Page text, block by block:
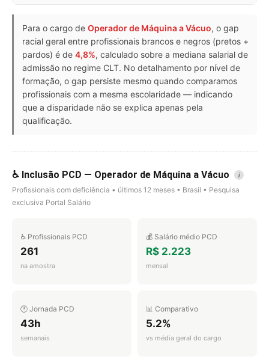
Para o cargo de Operador de Máquina a Vácuo, o gap
racial geral entre profissionais brancos e negros (pretos +
pardos) é de 4,8%, calculado sobre a mediana salarial de
admissão no regime CLT. No detalhamento por nível de
formação, o gap persiste mesmo quando comparamos
profissionais com a mesma escolaridade — indicando
que a disparidade não se explica apenas pela
qualificação.
♿ Inclusão PCD — Operador de Máquina a Vácuo i
Profissionais com deficiência • últimos 12 meses • Brasil • Pesquisa
exclusiva Portal Salário
♿ Profissionais PCD
261
na amostra
💰 Salário médio PCD
R$ 2.223
mensal
🕐 Jornada PCD
43h
semanais
📊 Comparativo
5.2%
vs média geral do cargo